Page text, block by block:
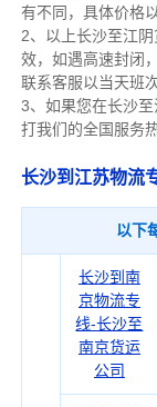
有不同，具体价格
2、以上长沙至江
效，如遇高速封闭
联系客服以当天班
3、如果您在长沙至
打我们的全国服务
长沙到江苏物流
以下
长沙到南
京物流专
线-长沙至
南京货运
公司